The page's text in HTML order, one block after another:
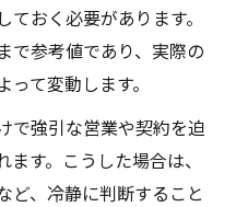
おく必要があります。
で参考値であり、実際の
て変動します。
で強引な営業や契約を迫
す。こうした場合は、
ど、冷静に判断すること